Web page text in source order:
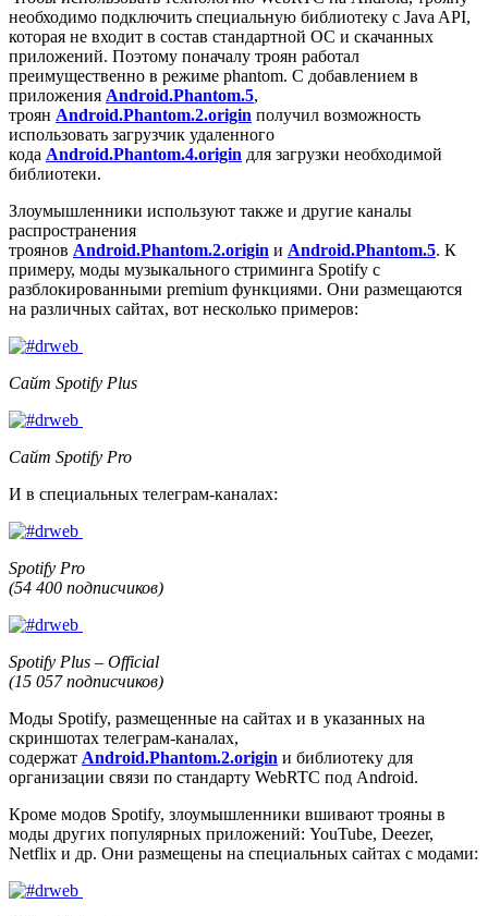
необходимо подключить специальную библиотеку с Java API,
которая не входит в состав стандартной ОС и скачанных
приложений. Поэтому поначалу троян работал
преимущественно в режиме phantom. С добавлением в
приложения Android.Phantom.5,
троян Android.Phantom.2.origin получил возможность
использовать загрузчик удаленного
кода Android.Phantom.4.origin для загрузки необходимой
библиотеки.
Злоумышленники используют также и другие каналы
распространения
троянов Android.Phantom.2.origin и Android.Phantom.5. К
примеру, моды музыкального стриминга Spotify с
разблокированными premium функциями. Они размещаются
на различных сайтах, вот несколько примеров:
Сайт Spotify Plus
Сайт Spotify Pro
И в специальных телеграм-каналах:
Spotify Pro
(54 400 подписчиков)
Spotify Plus – Official
(15 057 подписчиков)
Моды Spotify, размещенные на сайтах и в указанных на
скриншотах телеграм-каналах,
содержат Android.Phantom.2.origin и библиотеку для
организации связи по стандарту WebRTC под Android.
Кроме модов Spotify, злоумышленники вшивают трояны в
моды других популярных приложений: YouTube, Deezer,
Netflix и др. Они размещены на специальных сайтах с модами: